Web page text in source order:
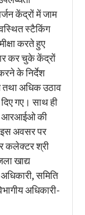
केंद्रों में जाम
स्टैकिंग
करते हुए
कर चुके केंद्रों
के निर्देश
तथा अधिक उठाव
गए। साथ ही
के आरआईओ की
इस अवसर पर
कलेक्टर श्री
खाद्य
समिति
अधिकारी-